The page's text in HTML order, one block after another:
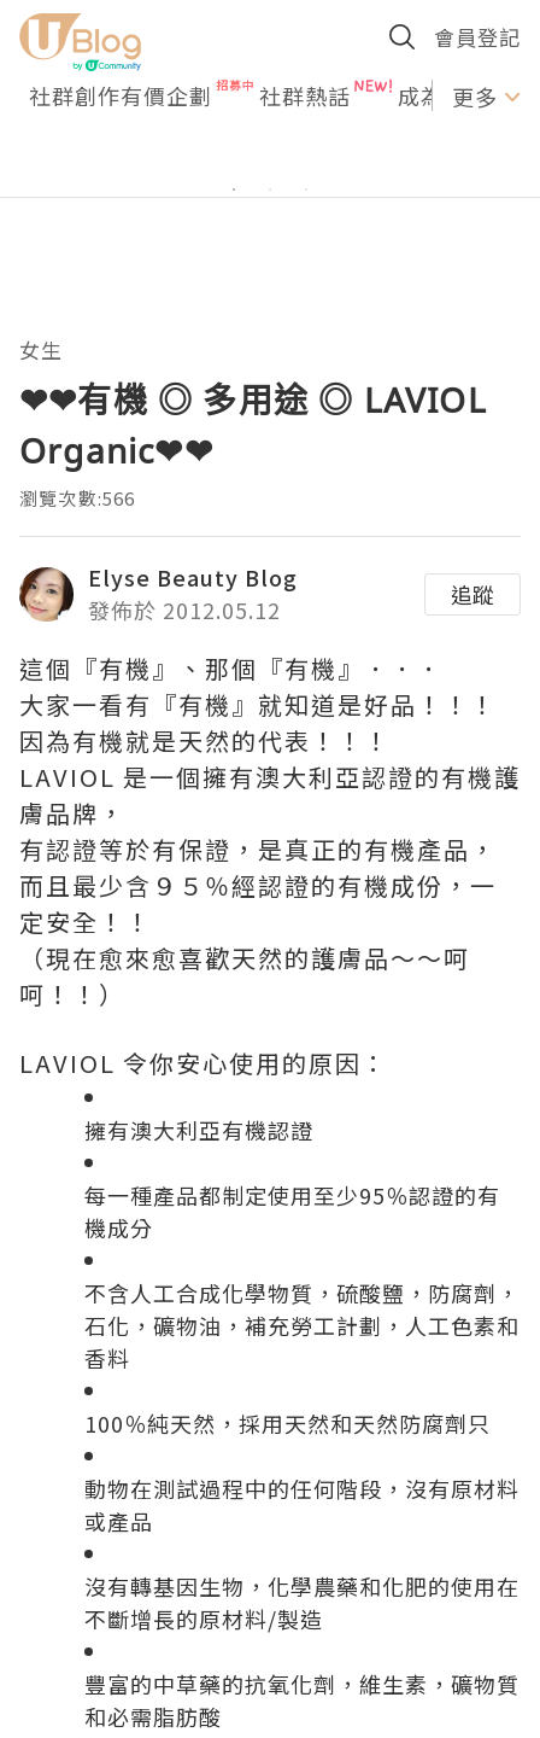
會員登記
社群創作有價企劃 社群熱話 成為U更多
女生
❤❤有機 ◎ 多用途 ◎ LAVIOL
Organic❤❤
瀏覽次數:566
Elyse Beauty Blog
發佈於 2012.05.12
追蹤
這個『有機』、那個『有機』．．．
大家一看有『有機』就知道是好品！！！
因為有機就是天然的代表！！！
LAVIOL 是一個擁有澳大利亞認證的有機護
膚品牌，
有認證等於有保證，是真正的有機產品，
而且最少含９５％經認證的有機成份，一
定安全！！
（現在愈來愈喜歡天然的護膚品～～呵
呵！！）
LAVIOL 令你安心使用的原因：
擁有澳大利亞有機認證
每一種產品都制定使用至少95％認證的有
機成分
不含人工合成化學物質，硫酸鹽，防腐劑，
石化，礦物油，補充勞工計劃，人工色素和
香料
100％純天然，採用天然和天然防腐劑只
動物在測試過程中的任何階段，沒有原材料
或產品
沒有轉基因生物，化學農藥和化肥的使用在
不斷增長的原材料/製造
豐富的中草藥的抗氧化劑，維生素，礦物質
和必需脂肪酸